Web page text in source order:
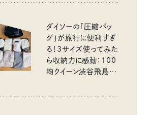
ダイソーの「圧縮バッ
グ」が旅行に便利すぎ
る！3サイズ使ってみた
ら収納力に感動：100
均クイーン渋谷飛鳥の